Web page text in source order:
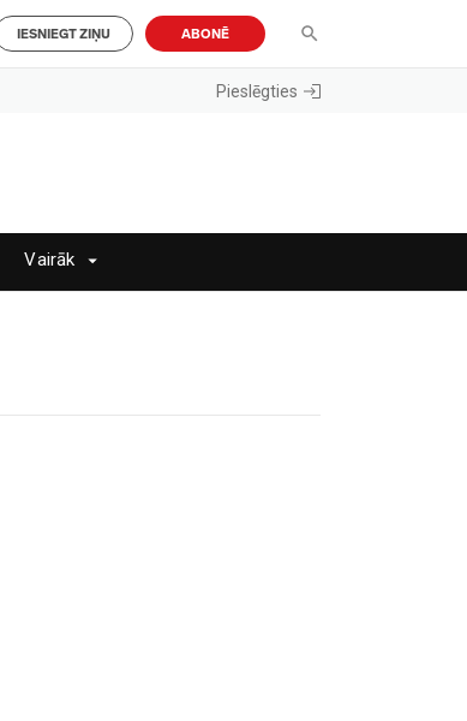
IESNIEGT ZIŅU ABONĒ
Pieslēgties
Vairāk